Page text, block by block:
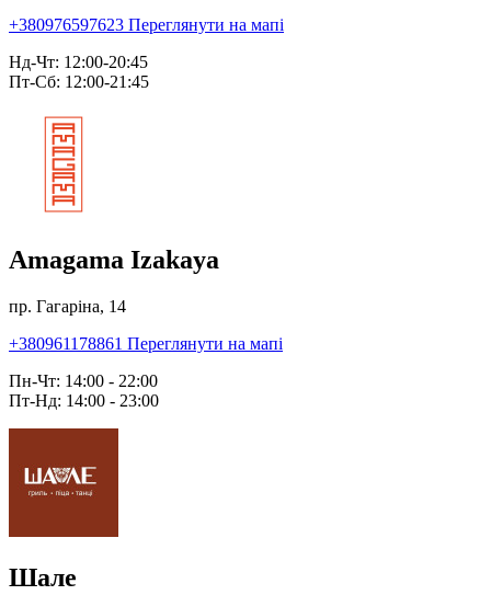
+380976597623 Переглянути на мапі
Нд-Чт: 12:00-20:45
Пт-Сб: 12:00-21:45
Amagama Izakaya
пр. Гагаріна, 14
+380961178861 Переглянути на мапі
Пн-Чт: 14:00 - 22:00
Пт-Нд: 14:00 - 23:00
Шале